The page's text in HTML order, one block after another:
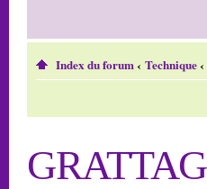
Index du forum‹ Technique‹